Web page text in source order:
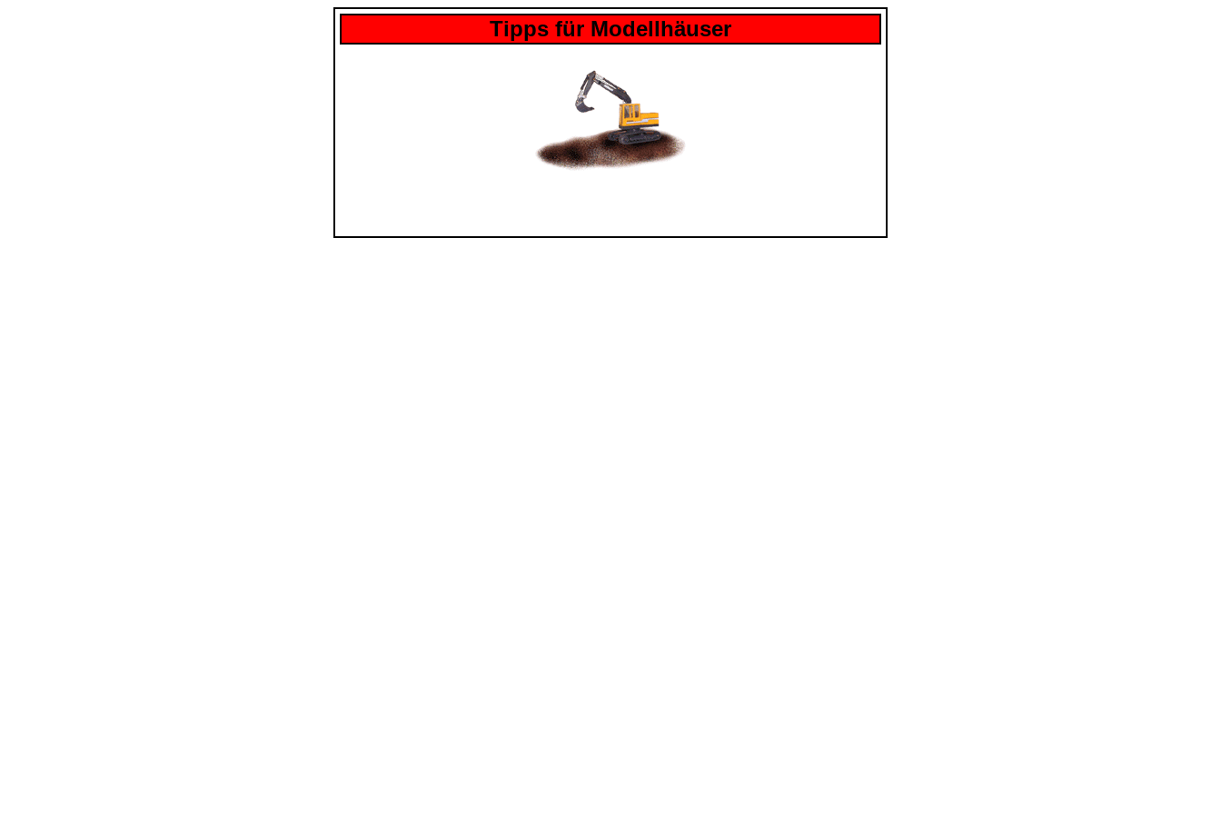
Tipps für Modellhäuser